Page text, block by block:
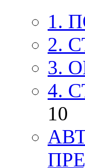
1.
2.
3.
4.
10